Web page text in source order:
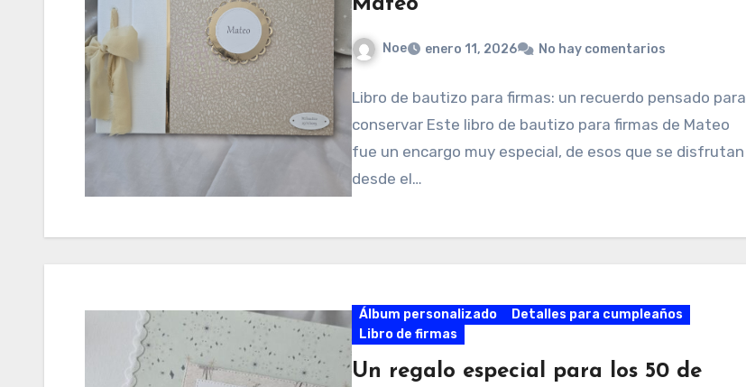
Mateo
Noe enero 11, 2026 No hay comentarios
Libro de bautizo para firmas: un recuerdo pensado para
conservar Este libro de bautizo para firmas de Mateo
fue un encargo muy especial, de esos que se disfrutan
desde el…
Álbum personalizado
Detalles para cumpleaños
Libro de firmas
Un regalo especial para los 50 de